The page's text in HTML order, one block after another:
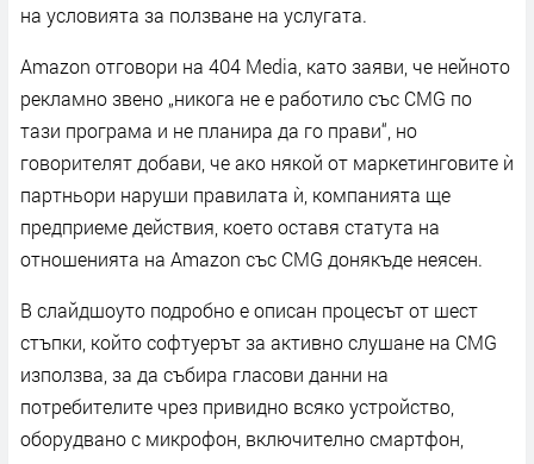
на условията за ползване на услугата.
Amazon отговори на 404 Media, като заяви, че нейното
рекламно звено „никога не е работило със CMG по
тази програма и не планира да го прави“, но
говорителят добави, че ако някой от маркетинговите ѝ
партньори наруши правилата ѝ, компанията ще
предприеме действия, което оставя статута на
отношенията на Amazon със CMG донякъде неясен.
В слайдшоуто подробно е описан процесът от шест
стъпки, който софтуерът за активно слушане на CMG
използва, за да събира гласови данни на
потребителите чрез привидно всяко устройство,
оборудвано с микрофон, включително смартфон,